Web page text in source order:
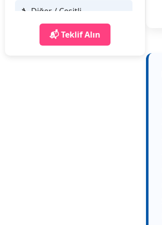
🔧 Diğer / Çeşitli
📬 Teklif Alın